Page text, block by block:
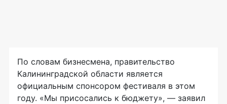
По словам бизнесмена, правительство
Калининградской области является
официальным спонсором фестиваля в этом
году. «Мы присосались к бюджету», — заявил